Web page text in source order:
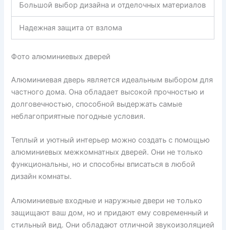
Большой выбор дизайна и отделочных материалов
Надежная защита от взлома
Фото алюминиевых дверей
Алюминиевая дверь является идеальным выбором для
частного дома. Она обладает высокой прочностью и
долговечностью, способной выдержать самые
неблагоприятные погодные условия.
Теплый и уютный интерьер можно создать с помощью
алюминиевых межкомнатных дверей. Они не только
функциональны, но и способны вписаться в любой
дизайн комнаты.
Алюминиевые входные и наружные двери не только
защищают ваш дом, но и придают ему современный и
стильный вид. Они обладают отличной звукоизоляцией